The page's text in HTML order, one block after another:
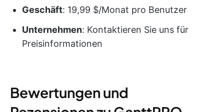
Geschäft: 19,99 $/Monat pro Benutzer
Unternehmen: Kontaktieren Sie uns für
Preisinformationen
Bewertungen und